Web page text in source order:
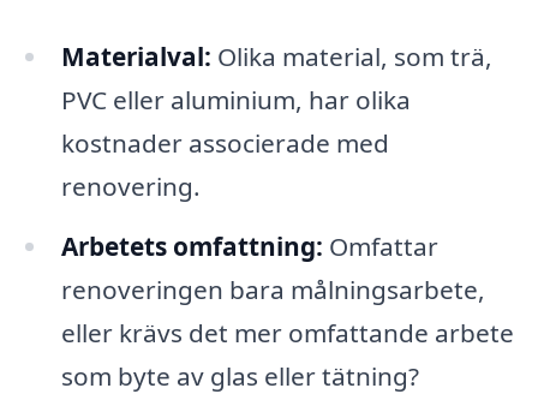
Materialval: Olika material, som trä,
PVC eller aluminium, har olika
kostnader associerade med
renovering.
Arbetets omfattning: Omfattar
renoveringen bara målningsarbete,
eller krävs det mer omfattande arbete
som byte av glas eller tätning?